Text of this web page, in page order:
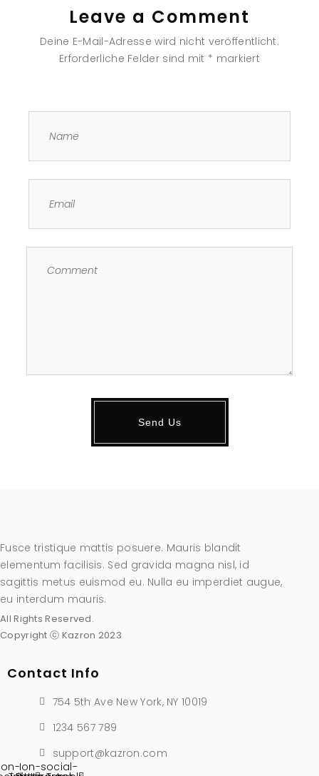
Leave a Comment
Deine E-Mail-Adresse wird nicht veröffentlicht.
Erforderliche Felder sind mit * markiert
Fusce tristique mattis posuere. Mauris blandit
elementum facilisis. Sed gravida magna nisl, id
sagittis metus euismod eu. Nulla eu imperdiet augue,
eu interdum mauris.
All Rights Reserved.
Copyright ⓒ Kazron 2023
Contact Info
754 5th Ave New York, NY 10019
1234 567 789
support@kazron.com
Ion-social-